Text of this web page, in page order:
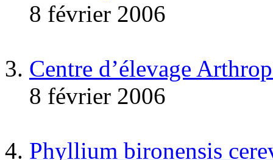
8 février 2006
Centre d’élevage
8 février 2006
Phyllium bironensis